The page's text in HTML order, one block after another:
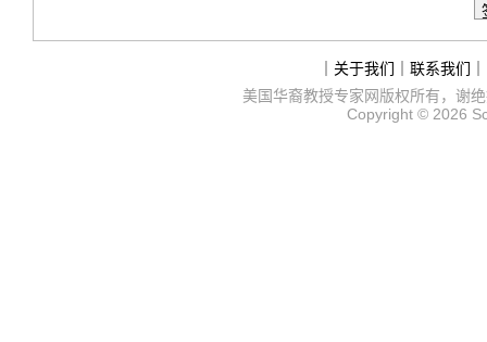
关于我们 联系我们
美国华裔教授专家网版权所有，谢
Copyright © 2026